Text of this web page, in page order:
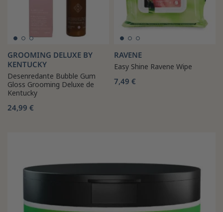
GROOMING DELUXE BY
KENTUCKY
Desenredante Bubble Gum
Gloss Grooming Deluxe de
Kentucky
24,99 €
RAVENE
Easy Shine Ravene Wipe
7,49 €